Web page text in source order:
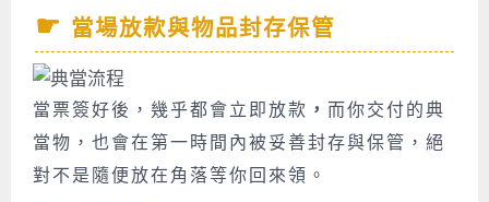
當場放款與物品封存保管
當票簽好後，幾乎都會立即放款 ， 而你交付的典
當物，也會在第一時間內被妥善封存與保管，絕
對不是隨便放在角落等你回來領。